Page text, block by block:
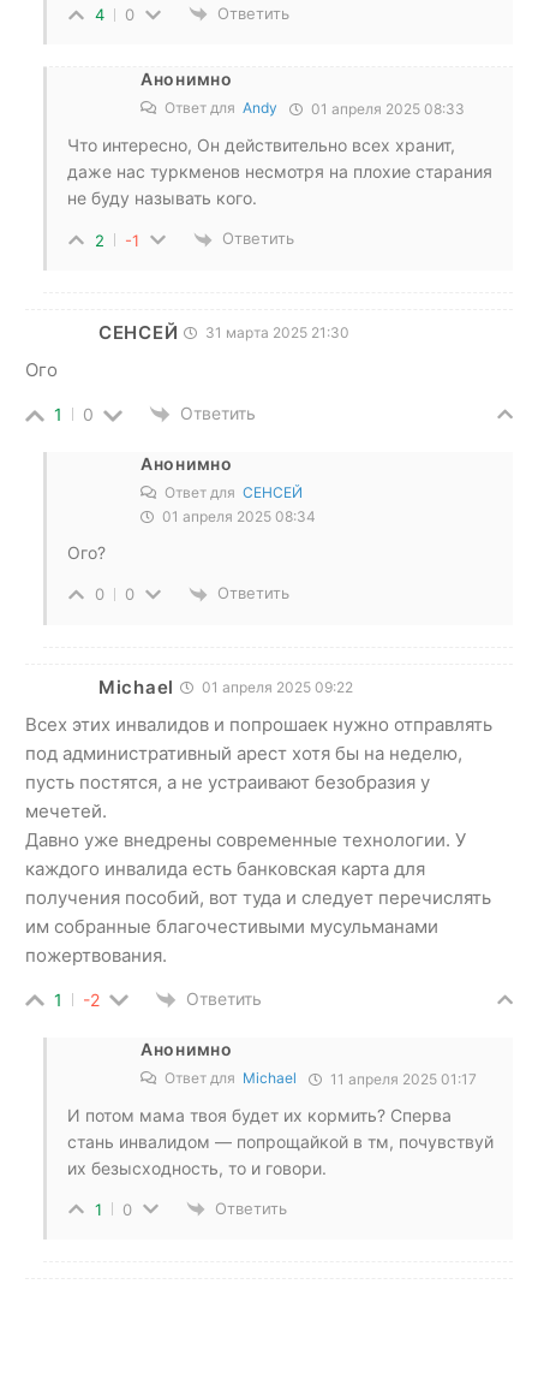
4 0 Ответить
Анонимно
Ответ для Andy 01 апреля 2025 08:33
Что интересно, Он действительно всех хранит,
даже нас туркменов несмотря на плохие старания
не буду называть кого.
2 -1 Ответить
СЕНСЕЙ 31 марта 2025 21:30
Ого
1 0 Ответить
Анонимно
Ответ для СЕНСЕЙ
01 апреля 2025 08:34
Ого?
0 0 Ответить
Michael 01 апреля 2025 09:22
Всех этих инвалидов и попрошаек нужно отправлять
под административный арест хотя бы на неделю,
пусть постятся, а не устраивают безобразия у
мечетей.
Давно уже внедрены современные технологии. У
каждого инвалида есть банковская карта для
получения пособий, вот туда и следует перечислять
им собранные благочестивыми мусульманами
пожертвования.
1 -2 Ответить
Анонимно
Ответ для Michael 11 апреля 2025 01:17
И потом мама твоя будет их кормить? Сперва
стань инвалидом — попрощайкой в тм, почувствуй
их безысходность, то и говори.
1 0 Ответить